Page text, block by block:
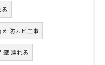
る
え 防カビ工事
壁 濡れる